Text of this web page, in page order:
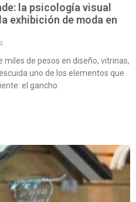
la psicología visual
exhibición de moda en
miles de pesos en diseño, vitrinas,
uno de los elementos que
el gancho.